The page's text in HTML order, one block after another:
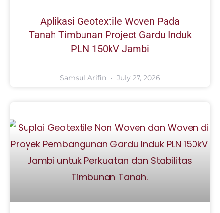
Aplikasi Geotextile Woven Pada
Tanah Timbunan Project Gardu Induk
PLN 150kV Jambi
Samsul Arifin July 27, 2026